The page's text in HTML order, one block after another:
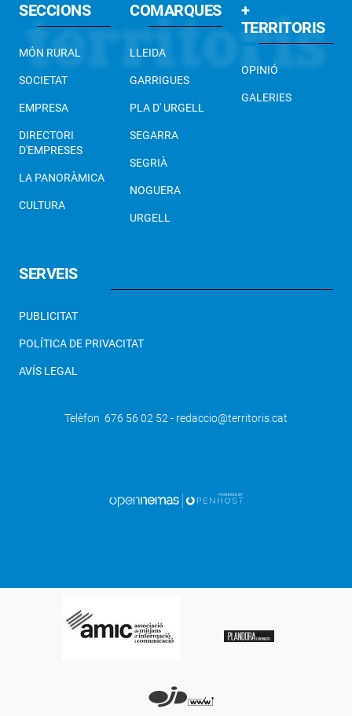
Costers del Sió posa Lleida al
mapa mundial de la Garnatxa
SECCIONS
MÓN RURAL
SOCIETAT
EMPRESA
DIRECTORI
D'EMPRESES
LA PANORÀMICA
CULTURA
COMARQUES
LLEIDA
GARRIGUES
PLA D' URGELL
SEGARRA
SEGRIÀ
NOGUERA
URGELL
+
TERRITORIS
OPINIÓ
GALERIES
SERVEIS
PUBLICITAT
POLÍTICA DE PRIVACITAT
AVÍS LEGAL
Telèfon 676 56 02 52 - redaccio@territoris.cat